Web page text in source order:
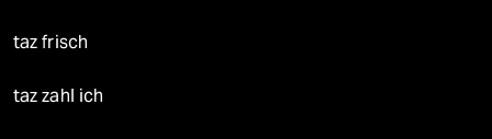
taz frisch
taz zahl ich